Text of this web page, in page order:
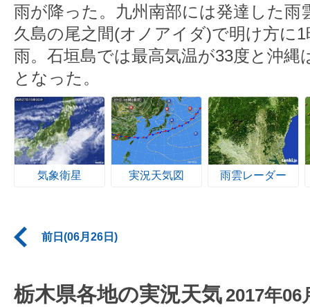
雨が降った。九州南部には発達した雨
久島の尾之間(オノアイダ)で明け方に
雨。石垣島では最高気温が33度と沖縄
となった。
気象衛星 実況天気図 雨雲レーダー
前日(06月26日)
栃木県各地の実況天気 2017年06